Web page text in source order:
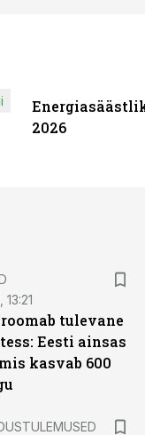
2026
13:21
tulevane
Eesti ainsas
kasvab 600